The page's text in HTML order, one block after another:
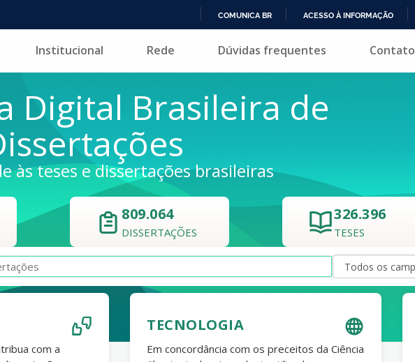
PARA
COMUNICA BR ACESSO À INFORMAÇÃO
Institucional Rede Dúvidas frequentes Contato
Digital Brasileira de
às teses e dissertações brasileiras
809.064
DISSERTAÇÕES
326.396
TESES
com a
TECNOLOGIA
Em concordância com os preceitos da Ciência